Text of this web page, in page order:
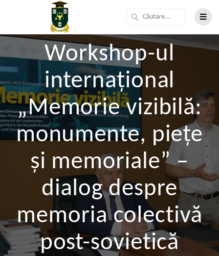
Workshop-ul
internațional
„Memorie vizibilă:
monumente, piețe
și memoriale” –
dialog despre
memoria colectivă
post-sovietică